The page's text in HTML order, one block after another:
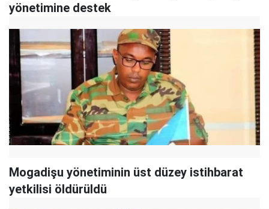
yönetimine destek
Mogadişu yönetiminin üst düzey istihbarat
yetkilisi öldürüldü